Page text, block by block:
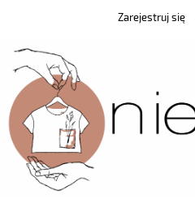
Zarejestruj się